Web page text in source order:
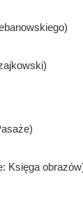
Księga